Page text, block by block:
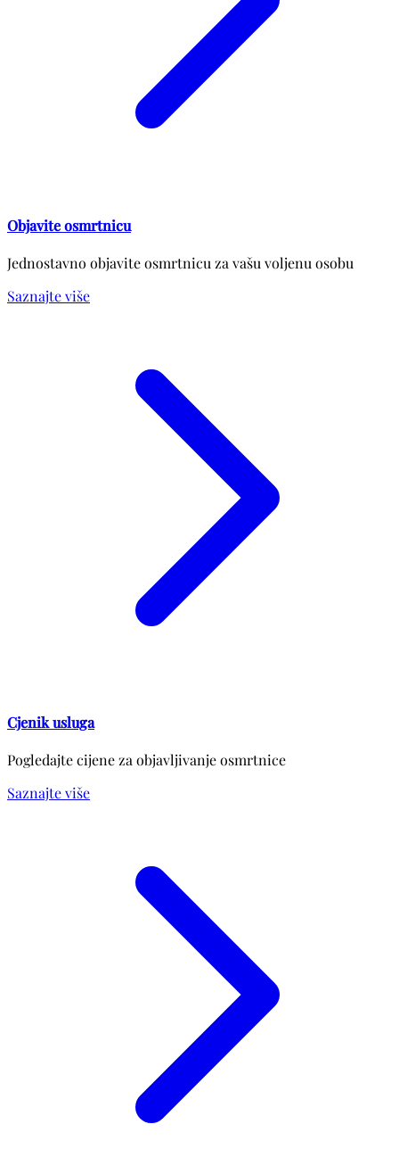
Objavite osmrtnicu
Jednostavno objavite osmrtnicu za vašu voljenu osobu
Saznajte više
Cjenik usluga
Pogledajte cijene za objavljivanje osmrtnice
Saznajte više